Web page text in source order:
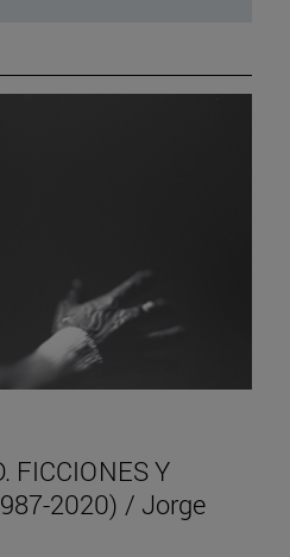
FICCIONES Y
2020) / Jorge